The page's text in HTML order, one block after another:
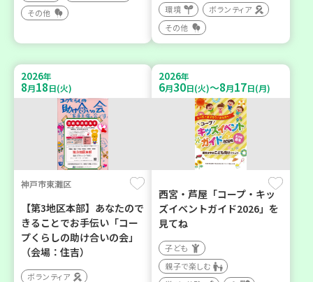
その他
環境
ボランティア
その他
2026年
8月18日(火)
神戸市東灘区
【第3地区本部】あなたので
きることでお手伝い「コー
プくらしの助け合いの会」
（会場：住吉）
ボランティア
2026年
6月30日(火)～8月17日(月)
西宮・芦屋「コープ・キッ
ズイベントガイド2026」を
見てね
子ども
親子で楽しむ